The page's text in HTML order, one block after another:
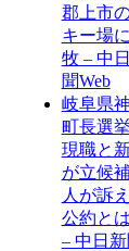
郡上市
キー場
牧 – 中
聞Web
岐阜県
町長選
現職と
が立候
人が訴
公約と
– 中日新